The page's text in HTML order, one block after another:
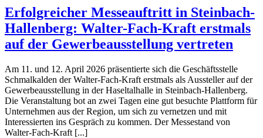
Erfolg­reicher Messe­auf­tritt in Steinbach-
Hallenberg: Walter-Fach-Kraft erstmals
auf der Gewer­be­aus­stellung vertreten
Am 11. und 12. April 2026 präsentierte sich die Geschäftsstelle
Schmalkalden der Walter-Fach-Kraft erstmals als Aussteller auf der
Gewerbeausstellung in der Haseltalhalle in Steinbach-Hallenberg.
Die Veranstaltung bot an zwei Tagen eine gut besuchte Plattform für
Unternehmen aus der Region, um sich zu vernetzen und mit
Interessierten ins Gespräch zu kommen. Der Messestand von
Walter-Fach-Kraft [...]